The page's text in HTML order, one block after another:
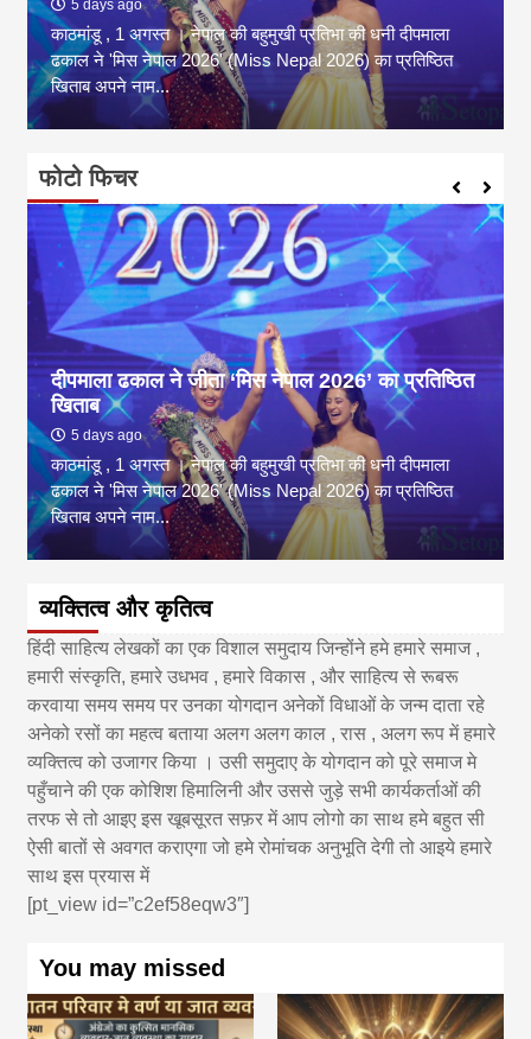
5 days ago
काठमांडू , 1 अगस्त । नेपाल की बहुमुखी प्रतिभा की धनी दीपमाला
ढकाल ने 'मिस नेपाल 2026' (Miss Nepal 2026) का प्रतिष्ठित
खिताब अपने नाम...
फोटो फिचर
दीपमाला ढकाल ने जीता ‘मिस नेपाल 2026’ का प्रतिष्ठित
खिताब
5 days ago
काठमांडू , 1 अगस्त । नेपाल की बहुमुखी प्रतिभा की धनी दीपमाला
ढकाल ने 'मिस नेपाल 2026' (Miss Nepal 2026) का प्रतिष्ठित
खिताब अपने नाम...
व्यक्तित्व और कृतित्व
हिंदी साहित्य लेखकों का एक विशाल समुदाय जिन्होंने हमे हमारे समाज ,
हमारी संस्कृति, हमारे उधभव , हमारे विकास , और साहित्य से रूबरू
करवाया समय समय पर उनका योगदान अनेकों विधाओं के जन्म दाता रहे
अनेको रसों का महत्व बताया अलग अलग काल , रास , अलग रूप में हमारे
व्यक्तित्व को उजागर किया । उसी समुदाए के योगदान को पूरे समाज मे
पहुँचाने की एक कोशिश हिमालिनी और उससे जुड़े सभी कार्यकर्ताओं की
तरफ से तो आइए इस खूबसूरत सफ़र में आप लोगो का साथ हमे बहुत सी
ऐसी बातों से अवगत कराएगा जो हमे रोमांचक अनुभूति देगी तो आइये हमारे
साथ इस प्रयास में
[pt_view id=”c2ef58eqw3″]
You may missed